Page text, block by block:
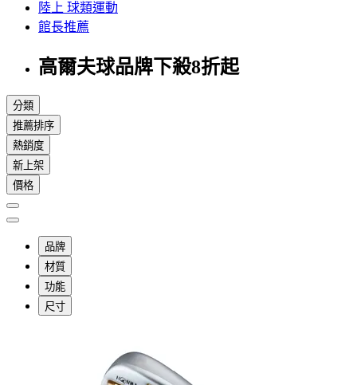
陸上 球類運動
館長推薦
高爾夫球品牌下殺8折起
分類
推薦排序
熱銷度
新上架
價格
品牌
材質
功能
尺寸